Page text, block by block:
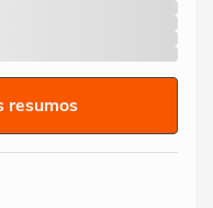
resumos